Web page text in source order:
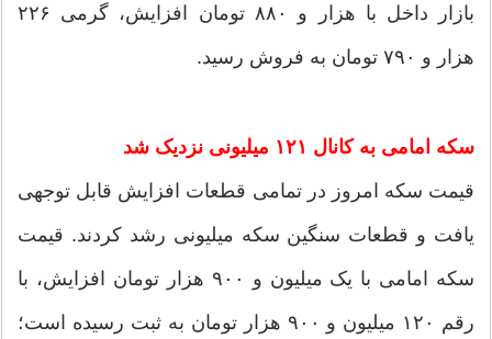
بازار داخل با هزار و ۸۸۰ تومان افزایش، گرمی ۲۲۶
هزار و ۷۹۰ تومان به فروش رسید.
سکه امامی به کانال ۱۲۱ میلیونی نزدیک شد
قیمت سکه امروز در تمامی قطعات افزایش قابل توجهی
یافت و قطعات سنگین سکه میلیونی رشد کردند. قیمت
سکه امامی با یک میلیون و ۹۰۰ هزار تومان افزایش، با
رقم ۱۲۰ میلیون و ۹۰۰ هزار تومان به ثبت رسیده است؛